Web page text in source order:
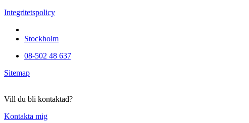
Integritetspolicy
Stockholm
08-502 48 637
Sitemap
Vill du bli kontaktad?
Kontakta mig